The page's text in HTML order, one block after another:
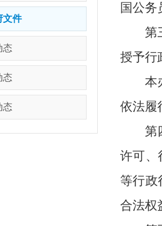
文件
态
态
态
国公务
第
授予行
本
依法履
第
许可、
等行政
合法权